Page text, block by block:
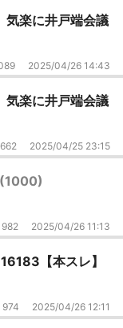
気楽に井戸端会議
2025/04/26 14:43
気楽に井戸端会議
2025/04/25 23:15
(1000)
982 2025/04/26 11:13
【本スレ】
974 2025/04/26 12:11